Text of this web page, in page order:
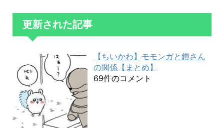
更新された記事
【ちいかわ】モモンガと鎧さん
の関係【まとめ】
69件のコメント